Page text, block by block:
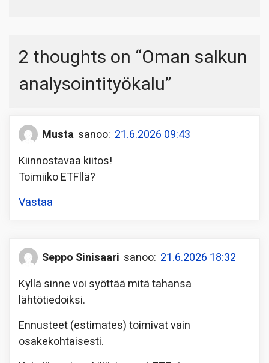
2 thoughts on “Oman salkun
analysointityökalu”
Musta sanoo: 21.6.2026 09:43
Kiinnostavaa kiitos!
Toimiiko ETFllä?
Vastaa
Seppo Sinisaari sanoo: 21.6.2026 18:32
Kyllä sinne voi syöttää mitä tahansa
lähtötiedoiksi.
Ennusteet (estimates) toimivat vain
osakekohtaisesti.